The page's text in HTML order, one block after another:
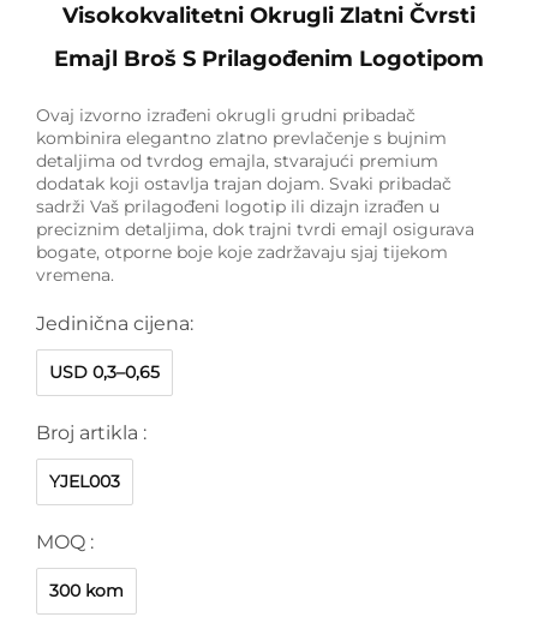
Visokokvalitetni Okrugli Zlatni Čvrsti
Emajl Broš S Prilagođenim Logotipom
Ovaj izvorno izrađeni okrugli grudni pribadač
kombinira elegantno zlatno prevlačenje s bujnim
detaljima od tvrdog emajla, stvarajući premium
dodatak koji ostavlja trajan dojam. Svaki pribadač
sadrži Vaš prilagođeni logotip ili dizajn izrađen u
preciznim detaljima, dok trajni tvrdi emajl osigurava
bogate, otporne boje koje zadržavaju sjaj tijekom
vremena.
Jedinična cijena:
USD 0,3–0,65
Broj artikla :
YJEL003
MOQ :
300 kom